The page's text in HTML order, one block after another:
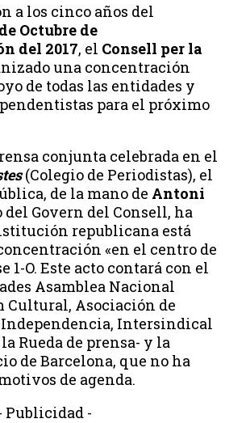
a los cinco años del
Octubre de
del 2017, el Consell per la
una concentración
de todas las entidades y
para el próximo
conjunta celebrada en el
(Colegio de Periodistas), el
de la mano de Antoni
del Govern del Consell, ha
republicana está
«en el centro de
1-O. Este acto contará con el
Asamblea Nacional
Cultural, Asociación de
Intersindical
Rueda de prensa- y la
de Barcelona, ​​que no ha
de agenda.
Publicidad -